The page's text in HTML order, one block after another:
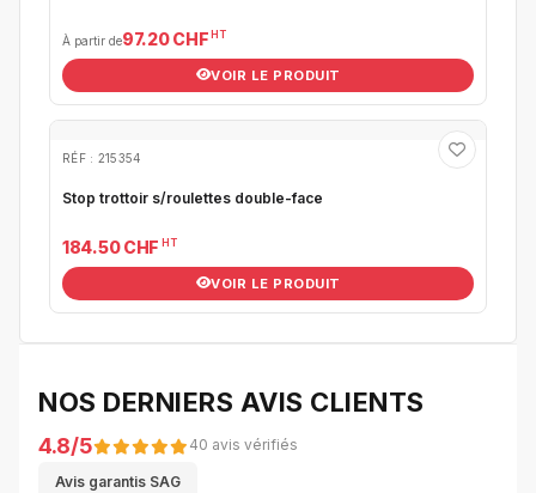
À partir de97.20 CHF HT
VOIR LE PRODUIT
RÉF : 215354
Stop trottoir s/roulettes double-face
184.50 CHF HT
VOIR LE PRODUIT
NOS DERNIERS AVIS CLIENTS
4.8/5 40 avis vérifiés
Avis garantis SAG